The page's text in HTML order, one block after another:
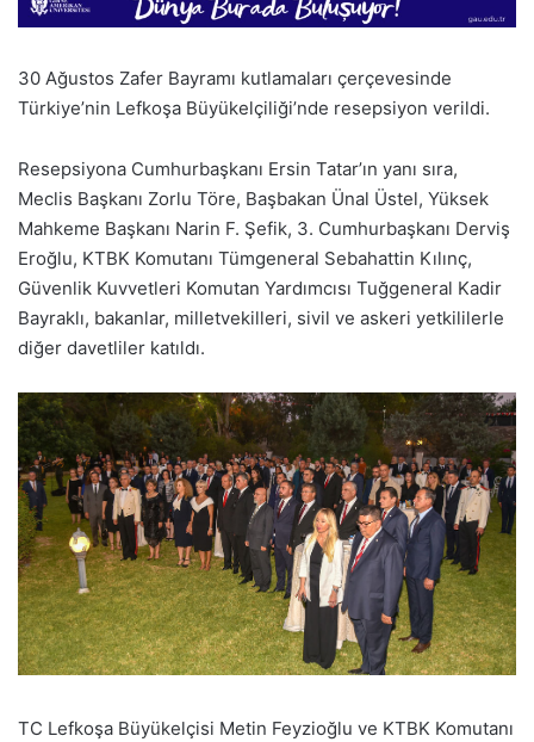
30 Ağustos Zafer Bayramı kutlamaları çerçevesinde
Türkiye’nin Lefkoşa Büyükelçiliği’nde resepsiyon verildi.
Resepsiyona Cumhurbaşkanı Ersin Tatar’ın yanı sıra,
Meclis Başkanı Zorlu Töre, Başbakan Ünal Üstel, Yüksek
Mahkeme Başkanı Narin F. Şefik, 3. Cumhurbaşkanı Derviş
Eroğlu, KTBK Komutanı Tümgeneral Sebahattin Kılınç,
Güvenlik Kuvvetleri Komutan Yardımcısı Tuğgeneral Kadir
Bayraklı, bakanlar, milletvekilleri, sivil ve askeri yetkililerle
diğer davetliler katıldı.
TC Lefkoşa Büyükelçisi Metin Feyzioğlu ve KTBK Komutanı